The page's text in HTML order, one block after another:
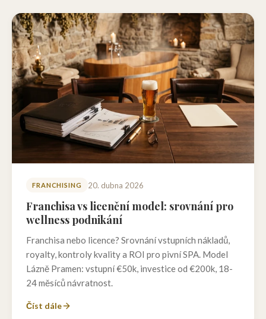
FRANCHISING 20. dubna 2026
Franchisa vs licenční model: srovnání pro
wellness podnikání
Franchisa nebo licence? Srovnání vstupních nákladů,
royalty, kontroly kvality a ROI pro pivní SPA. Model
Lázně Pramen: vstupní €50k, investice od €200k, 18-
24 měsíců návratnost.
Číst dále